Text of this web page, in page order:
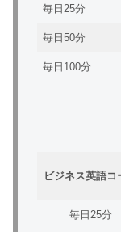
毎日25分
毎日50分
毎日100分
ビジネス英語コ
毎日25分